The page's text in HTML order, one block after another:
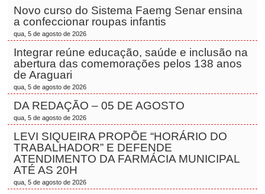
Novo curso do Sistema Faemg Senar ensina
a confeccionar roupas infantis
qua, 5 de agosto de 2026
Integrar reúne educação, saúde e inclusão na
abertura das comemorações pelos 138 anos
de Araguari
qua, 5 de agosto de 2026
DA REDAÇÃO – 05 DE AGOSTO
qua, 5 de agosto de 2026
LEVI SIQUEIRA PROPÕE “HORÁRIO DO
TRABALHADOR” E DEFENDE
ATENDIMENTO DA FARMÁCIA MUNICIPAL
ATÉ AS 20H
qua, 5 de agosto de 2026